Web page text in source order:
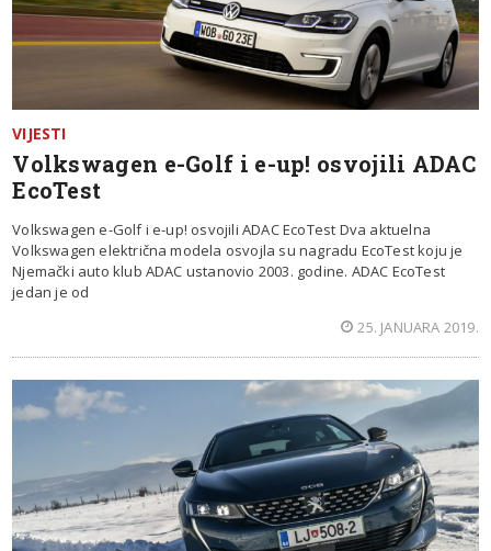
VIJESTI
Volkswagen e-Golf i e-up! osvojili ADAC
EcoTest
Volkswagen e-Golf i e-up! osvojili ADAC EcoTest Dva aktuelna
Volkswagen električna modela osvojla su nagradu EcoTest koju je
Njemački auto klub ADAC ustanovio 2003. godine. ADAC EcoTest
jedan je od
25. JANUARA 2019.